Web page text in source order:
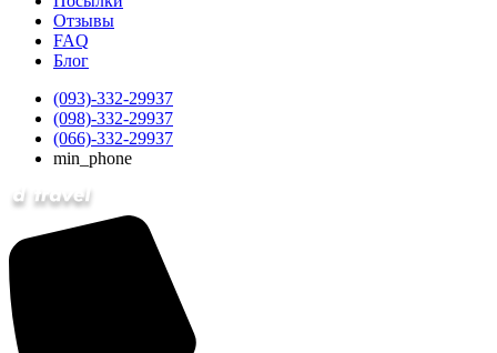
Отзывы
FAQ
Блог
(093)-332-29937
(098)-332-29937
(066)-332-29937
min_phone